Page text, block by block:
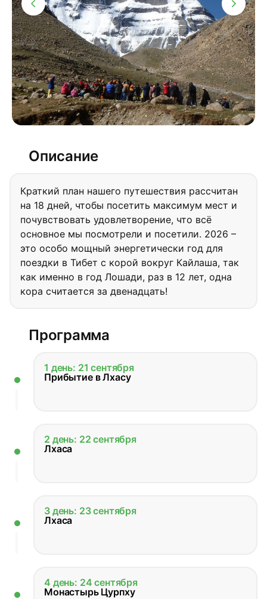
Описание
Краткий план нашего путешествия рассчитан
на 18 дней, чтобы посетить максимум мест и
почувствовать удовлетворение, что всё
основное мы посмотрели и посетили. 2026 –
это особо мощный энергетически год для
поездки в Тибет с корой вокруг Кайлаша, так
как именно в год Лошади, раз в 12 лет, одна
кора считается за двенадцать!
Программа
1 день: 21 сентября
Прибытие в Лхасу
2 день: 22 сентября
Лхаса
3 день: 23 сентября
Лхаса
4 день: 24 сентября
Монастырь Цурпху